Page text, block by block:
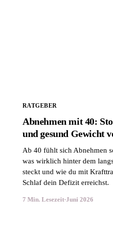
RATGEBER
Abnehmen mit 40:
und gesund Gewicht
Ab 40 fühlt sich Abnehmen
was wirklich hinter dem
steckt und wie du mit
Schlaf dein Defizit erreichst.
7 Min. Lesezeit·Juni 2026